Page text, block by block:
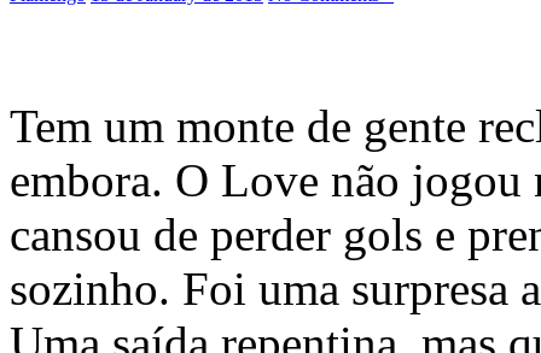
Tem um monte de gente
embora. O Love não jogou
cansou de perder gols e
sozinho. Foi uma surpresa